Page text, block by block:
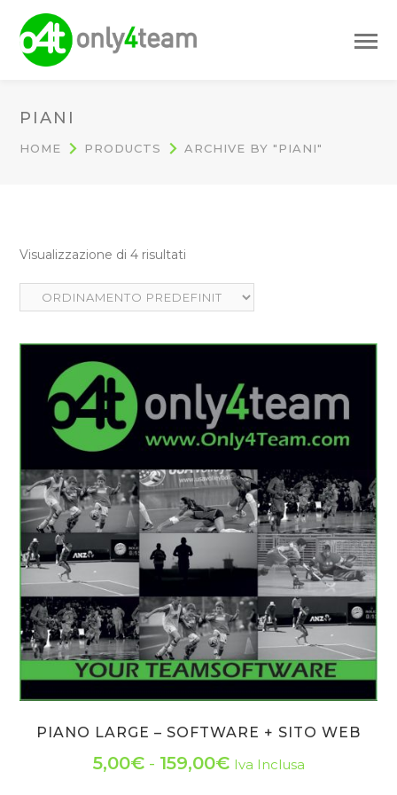
PIANI
HOME PRODUCTS ARCHIVE BY "PIANI"
Visualizzazione di 4 risultati
PIANO LARGE – SOFTWARE + SITO WEB
5,00€ - 159,00€Fascia
Iva Inclusa